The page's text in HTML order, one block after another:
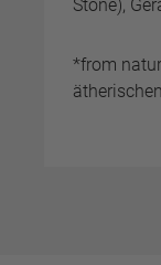
Stone),
*from